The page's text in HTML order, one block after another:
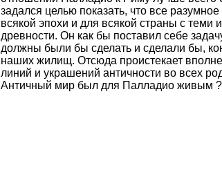
задался целью показать, что все
всякой эпохи и для всякой страны с теми
древности. Он как бы поставил себе
должны были бы сделать и сделали бы,
наших жилищ. Отсюда проистекает
линий и украшений античности во всех
Античный мир был для Палладио живым